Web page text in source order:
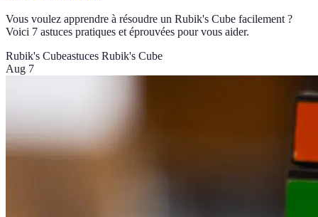
Vous voulez apprendre à résoudre un Rubik's Cube facilement ?
Voici 7 astuces pratiques et éprouvées pour vous aider.
Rubik's Cubeastuces Rubik's Cube
Aug 7